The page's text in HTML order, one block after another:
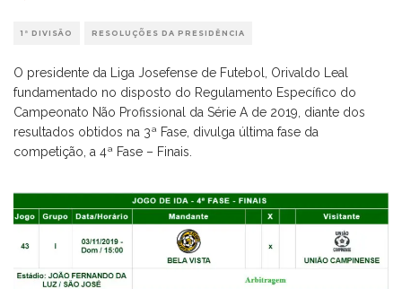
1ª DIVISÃO RESOLUÇÕES DA PRESIDÊNCIA
O presidente da Liga Josefense de Futebol, Orivaldo Leal
fundamentado no disposto do Regulamento Específico do
Campeonato Não Profissional da Série A de 2019, diante dos
resultados obtidos na 3ª Fase, divulga última fase da
competição, a 4ª Fase – Finais.